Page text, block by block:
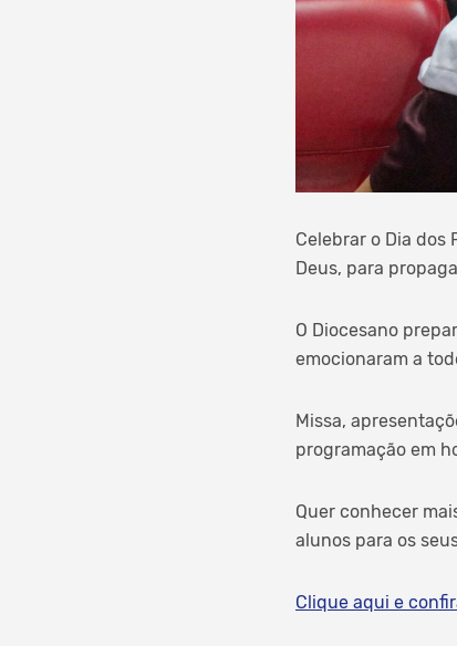
Celebrar o Dia dos
Deus, para
O Diocesano
emocionaram a
Missa,
programação em
Quer conhecer
alunos para os
Clique aqui e